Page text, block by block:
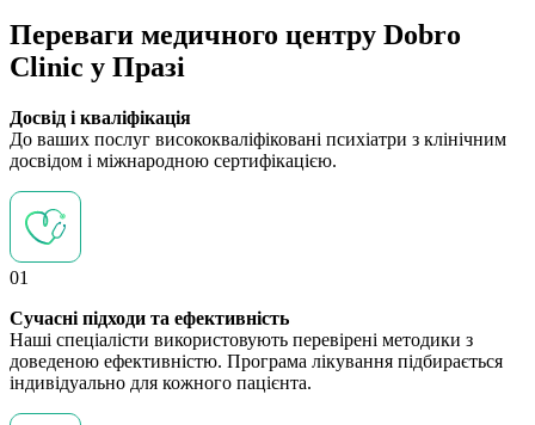
Переваги медичного центру Dobro
Clinic у Празі
Досвід і кваліфікація
До ваших послуг висококваліфіковані психіатри з клінічним
досвідом і міжнародною сертифікацією.
01
Сучасні підходи та ефективність
Наші спеціалісти використовують перевірені методики з
доведеною ефективністю. Програма лікування підбирається
індивідуально для кожного пацієнта.